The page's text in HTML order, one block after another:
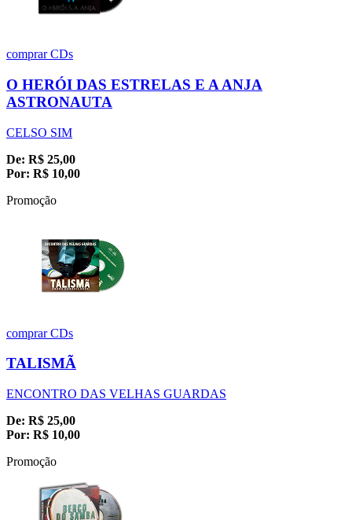
comprarCDs
O HERÓI DAS ESTRELAS E A ANJA
ASTRONAUTA
CELSO SIM
De: R$ 25,00
Por: R$ 10,00
Promoção
comprarCDs
TALISMÃ
ENCONTRO DAS VELHAS GUARDAS
De: R$ 25,00
Por: R$ 10,00
Promoção